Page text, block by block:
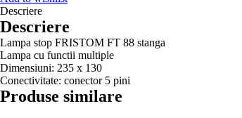
Descriere
Descriere
Lampa stop FRISTOM FT 88 stanga
Lampa cu functii multiple
Dimensiuni: 235 x 130
Conectivitate: conector 5 pini
Produse similare